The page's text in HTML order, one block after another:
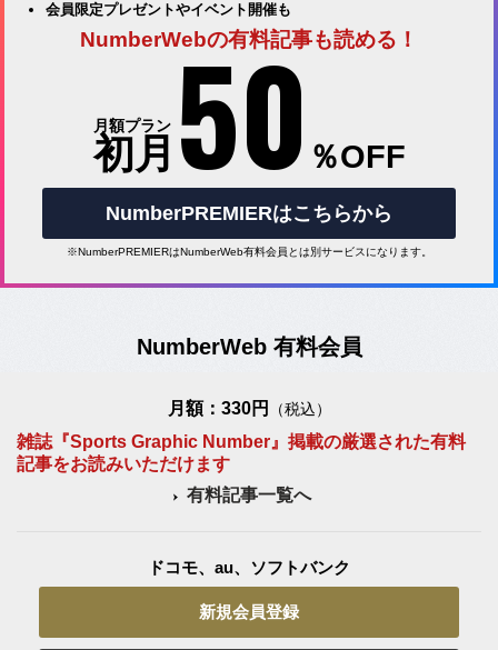
会員限定プレゼントやイベント開催も
NumberWebの有料記事も読める！
月額プラン
初月 50 ％OFF
NumberPREMIERはこちらから
※NumberPREMIERはNumberWeb有料会員とは別サービスになります。
NumberWeb 有料会員
月額：330円 （税込）
雑誌『Sports Graphic Number』掲載の厳選された有料
記事をお読みいただけます
有料記事一覧へ
ドコモ、au、ソフトバンク
新規会員登録